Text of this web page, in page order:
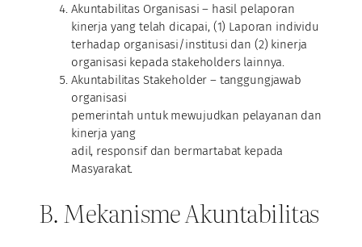
Akuntabilitas Organisasi – hasil pelaporan
kinerja yang telah dicapai, (1) Laporan individu
terhadap organisasi/institusi dan (2) kinerja
organisasi kepada stakeholders lainnya.
Akuntabilitas Stakeholder – tanggungjawab
organisasi
pemerintah untuk mewujudkan pelayanan dan
kinerja yang
adil, responsif dan bermartabat kepada
Masyarakat.
B. Mekanisme Akuntabilitas